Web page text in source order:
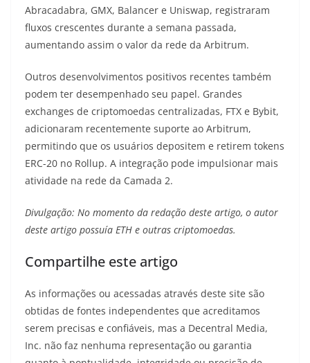
Abracadabra, GMX, Balancer e Uniswap, registraram
fluxos crescentes durante a semana passada,
aumentando assim o valor da rede da Arbitrum.
Outros desenvolvimentos positivos recentes também
podem ter desempenhado seu papel. Grandes
exchanges de criptomoedas centralizadas, FTX e Bybit,
adicionaram recentemente suporte ao Arbitrum,
permitindo que os usuários depositem e retirem tokens
ERC-20 no Rollup. A integração pode impulsionar mais
atividade na rede da Camada 2.
Divulgação: No momento da redação deste artigo, o autor
deste artigo possuía ETH e outras criptomoedas.
Compartilhe este artigo
As informações ou acessadas através deste site são
obtidas de fontes independentes que acreditamos
serem precisas e confiáveis, mas a Decentral Media,
Inc. não faz nenhuma representação ou garantia